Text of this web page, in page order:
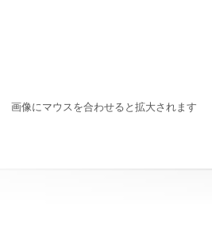
画像にマウスを合わせると拡大されます